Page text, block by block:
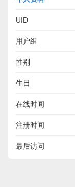
UID
用户组
性别
生日
在线时间
注册时间
最后访问